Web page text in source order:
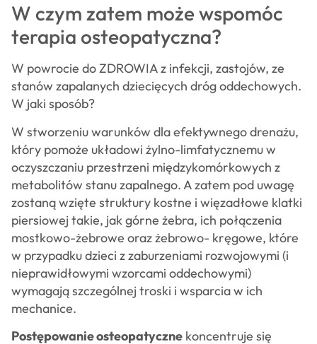
W czym zatem może wspomóc
terapia osteopatyczna?
W powrocie do ZDROWIA z infekcji, zastojów, ze
stanów zapalanych dziecięcych dróg oddechowych.
W jaki sposób?
W stworzeniu warunków dla efektywnego drenażu,
który pomoże układowi żylno-limfatycznemu w
oczyszczaniu przestrzeni międzykomórkowych z
metabolitów stanu zapalnego. A zatem pod uwagę
zostaną wzięte struktury kostne i więzadłowe klatki
piersiowej takie, jak górne żebra, ich połączenia
mostkowo-żebrowe oraz żebrowo- kręgowe, które
w przypadku dzieci z zaburzeniami rozwojowymi (i
nieprawidłowymi wzorcami oddechowymi)
wymagają szczególnej troski i wsparcia w ich
mechanice.
Postępowanie osteopatyczne koncentruje się